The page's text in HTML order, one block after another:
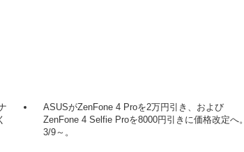
ASUSがZenFone 4 Proを2万円引き、および
ZenFone 4 Selfie Proを8000円引きに価格改定へ。
3/9～。